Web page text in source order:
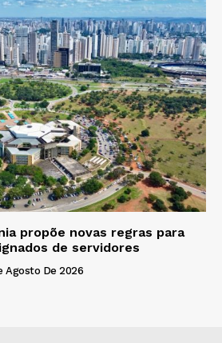
propõe novas regras para
de servidores
Agosto De 2026